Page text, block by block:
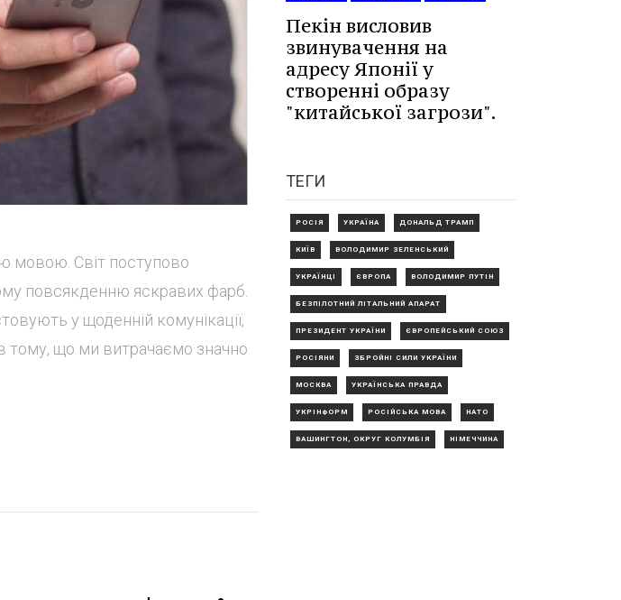
мовою. Світ поступово
повсякденню яскравих фарб.
у щоденній комунікації,
тому, що ми витрачаємо значно
Пекін висловив
звинувачення на
адресу Японії у
створенні образу
"китайської загрози".
ТЕГИ
РОСІЯ УКРАЇНА ДОНАЛЬД ТРАМП
КИЇВ ВОЛОДИМИР ЗЕЛЕНСЬКИЙ
УКРАЇНЦІ ЄВРОПА ВОЛОДИМИР ПУТІН
БЕЗПІЛОТНИЙ ЛІТАЛЬНИЙ АПАРАТ
ПРЕЗИДЕНТ УКРАЇНИ ЄВРОПЕЙСЬКИЙ СОЮЗ
РОСІЯНИ ЗБРОЙНІ СИЛИ УКРАЇНИ
МОСКВА УКРАЇНСЬКА ПРАВДА
УКРІНФОРМ РОСІЙСЬКА МОВА НАТО
ВАШИНГТОН, ОКРУГ КОЛУМБІЯ НІМЕЧЧИНА